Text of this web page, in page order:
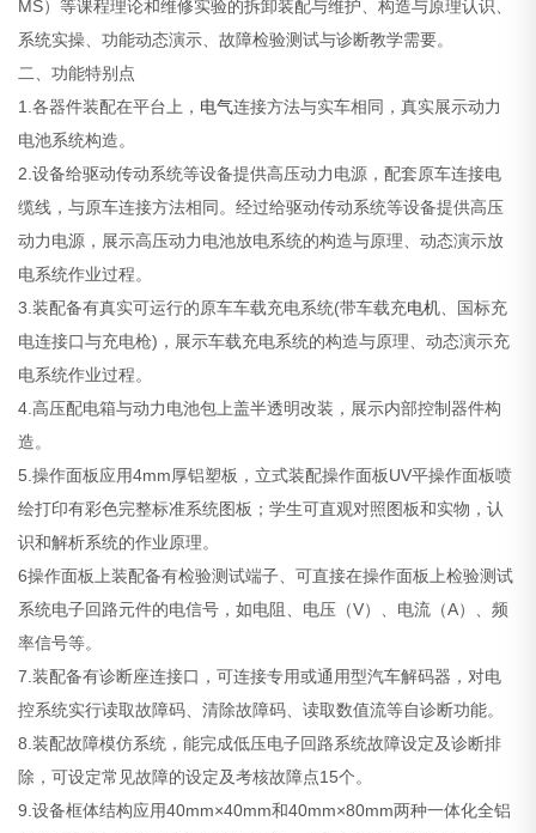
MS）等课程理论和维修实验的拆卸装配与维护、构造与原理认识、
系统实操、功能动态演示、故障检验测试与诊断教学需要。
二、功能特别点
1.各器件装配在平台上， 电气连接方法与实车相同，真实展示动力
电池系统构造。
2.设备给驱动传动系统等设备提供高压动力电源，配套原车连接电
缆线，与原车连接方法相同。经过给驱动传动系统等设备提供高压
动力电源，展示高压动力电池放电系统的构造与原理、动态演示放
电系统作业过程。
3.装配备有真实可运行的原车车载充电系统(带车载充电机、国标充
电连接口与充电枪)，展示车载充电系统的构造与原理、动态演示充
电系统作业过程。
4.高压配电箱与动力电池包上盖半透明改装，展示内部控制器件构
造。
5.操作面板应用4mm厚铝塑板，立式装配操作面板UV平操作面板喷
绘打印有彩色完整标准系统图板；学生可直观对照图板和实物，认
识和解析系统的作业原理。
6操作面板上装配备有检验测试端子、可直接在操作面板上检验测试
系统电子回路元件的电信号，如电阻、电压（V）、电流（A）、频
率信号等。
7.装配备有诊断座连接口，可连接专用或通用型汽车解码器，对电
控系统实行读取故障码、清除故障码、读取数值流等自诊断功能。
8.装配故障模仿系统，能完成低压电子回路系统故障设定及诊断排
除，可设定常见故障的设定及考核故障点15个。
9.设备框体结构应用40mm×40mm和40mm×80mm两种一体化全铝